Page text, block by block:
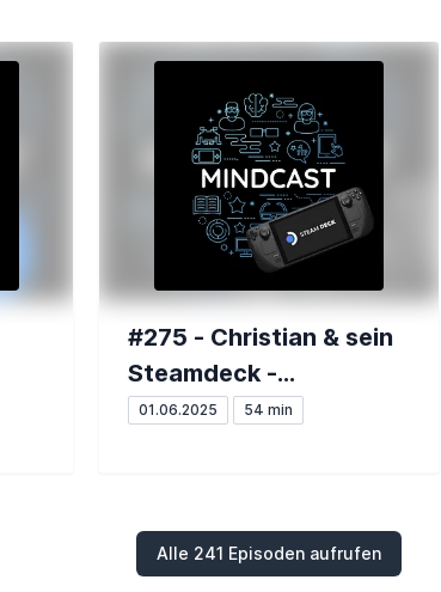
#275 - Christian & sein
Steamdeck -
Dreamteam 2025?
01.06.2025 54 min
Alle 241 Episoden aufrufen